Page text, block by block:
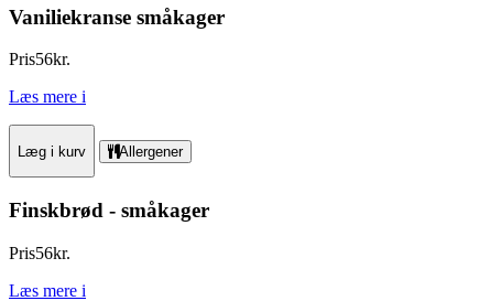
Vaniliekranse småkager
Pris56kr.
Læs mere i
Læg i kurv Allergener
Finskbrød - småkager
Pris56kr.
Læs mere i